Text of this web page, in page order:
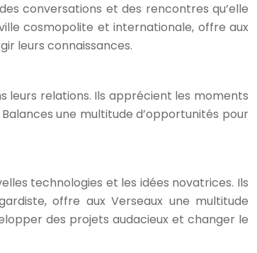
conversations et des rencontres qu’elle
cosmopolite et internationale, offre aux
leurs connaissances.
leurs relations. Ils apprécient les moments
une multitude d’opportunités pour
technologies et les idées novatrices. Ils
offre aux Verseaux une multitude
des projets audacieux et changer le